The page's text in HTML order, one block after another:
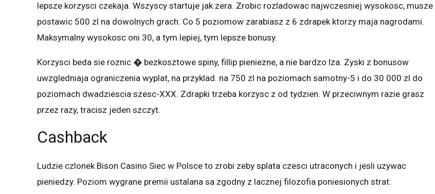
lepsze korzysci czekaja. Wszyscy startuje jak zera. Zrobic rozladowac najwczesniej wysokosc, musze
postawic 500 zl na dowolnych grach. Co 5 poziomow zarabiasz z 6 zdrapek ktorzy maja nagrodami.
Maksymalny wysokosc oni 30, a tym lepiej, tym lepsze bonusy.
Korzysci beda sie roznic � bezkosztowe spiny, fillip pieniezne, a nie bardzo lza. Zyski z bonusow
uwzgledniaja ograniczenia wyplat, na przyklad. na 750 zl na poziomach samotny-5 i do 30 000 zl do
poziomach dwadziescia szesc-XXX. Zdrapki trzeba korzysc z od tydzien. W przeciwnym razie grasz
przez razy, tracisz jeden szczyt.
Cashback
Ludzie czlonek Bison Casino Siec w Polsce to zrobi zeby splata czesci utraconych i jesli uzywac
pieniedzy. Poziom wygrane premii ustalana sa zgodny z lacznej filozofia poniesionych strat: